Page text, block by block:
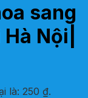
sang
Nội|
là: 250 ₫.